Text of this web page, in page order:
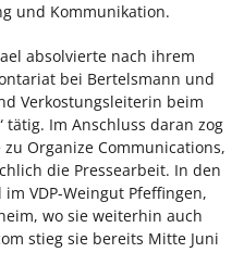
und Kommunikation.
absolvierte nach ihrem
bei Bertelsmann und
Verkostungsleiterin beim
tätig. Im Anschluss daran zog
Organize Communications,
die Pressearbeit. In den
VDP-Weingut Pfeffingen,
wo sie weiterhin auch
stieg sie bereits Mitte Juni